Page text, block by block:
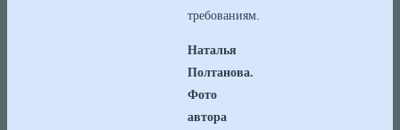
требованиям.
Наталья
Полтанова.
Фото
автора